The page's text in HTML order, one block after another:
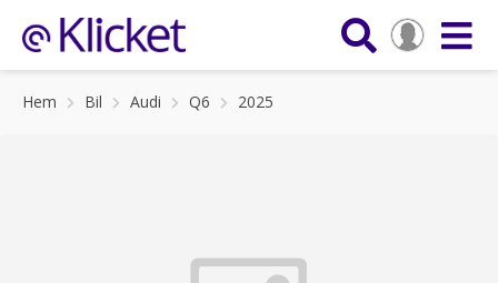
Hem Bil Audi Q6 2025